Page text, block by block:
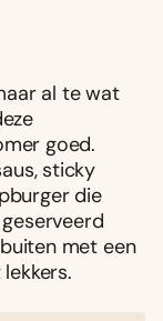
al te wat
goed.
sticky
die
met een